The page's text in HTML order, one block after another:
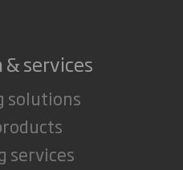
services
solutions
services